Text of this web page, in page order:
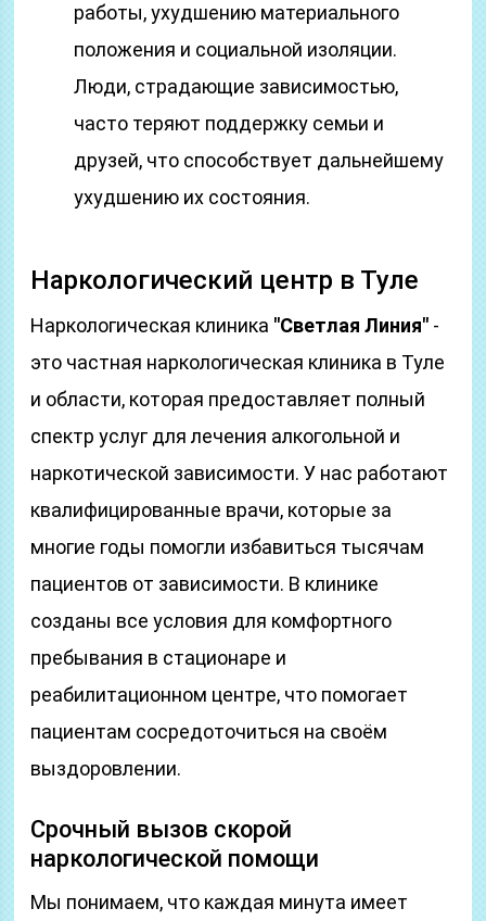
работы, ухудшению материального
положения и социальной изоляции.
Люди, страдающие зависимостью,
часто теряют поддержку семьи и
друзей, что способствует дальнейшему
ухудшению их состояния.
Наркологический центр в Туле
Наркологическая клиника "Светлая Линия" -
это частная наркологическая клиника в Туле
и области, которая предоставляет полный
спектр услуг для лечения алкогольной и
наркотической зависимости. У нас работают
квалифицированные врачи, которые за
многие годы помогли избавиться тысячам
пациентов от зависимости. В клинике
созданы все условия для комфортного
пребывания в стационаре и
реабилитационном центре, что помогает
пациентам сосредоточиться на своём
выздоровлении.
Срочный вызов скорой
наркологической помощи
Мы понимаем, что каждая минута имеет